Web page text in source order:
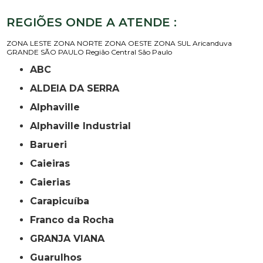
REGIÕES ONDE A ATENDE :
ZONA LESTE ZONA NORTE ZONA OESTE ZONA SUL Aricanduva
GRANDE SÃO PAULO Região Central São Paulo
ABC
ALDEIA DA SERRA
Alphaville
Alphaville Industrial
Barueri
Caieiras
Caierias
Carapicuíba
Franco da Rocha
GRANJA VIANA
Guarulhos